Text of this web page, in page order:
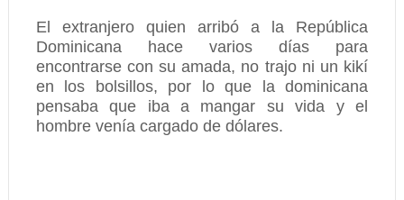
El extranjero quien arribó a la República
Dominicana hace varios días para
encontrarse con su amada, no trajo ni un kikí
en los bolsillos, por lo que la dominicana
pensaba que iba a mangar su vida y el
hombre venía cargado de dólares.